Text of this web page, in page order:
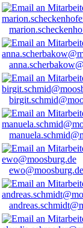
ewo@moosburg.de